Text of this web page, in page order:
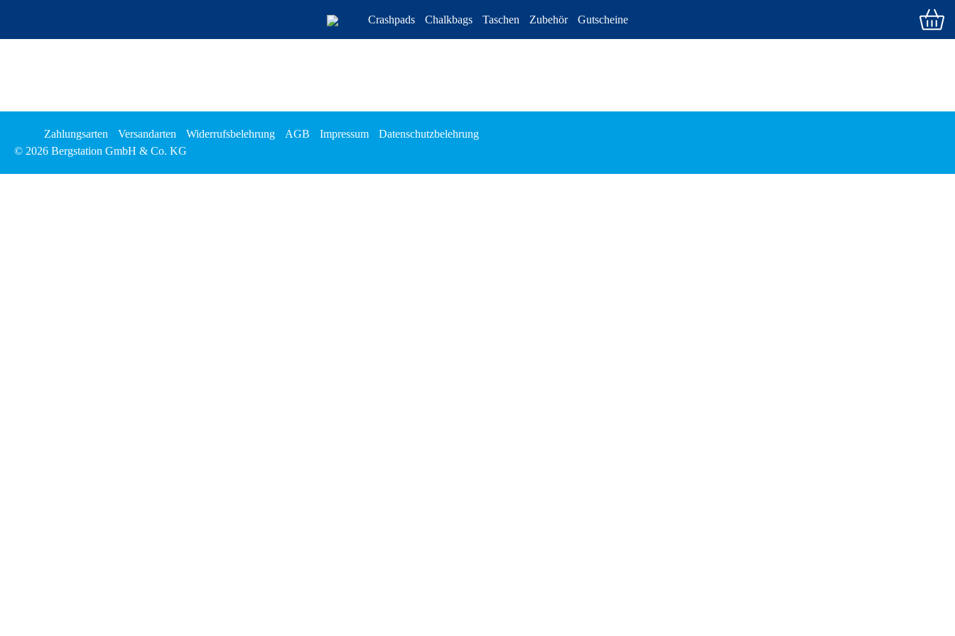
Crashpads Chalkbags Taschen Zubehör Gutscheine
Zahlungsarten Versandarten Widerrufsbelehrung AGB Impressum
Datenschutzbelehrung
© 2026 Bergstation GmbH & Co. KG